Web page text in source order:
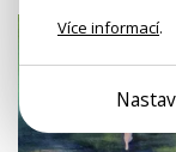
Více informací.